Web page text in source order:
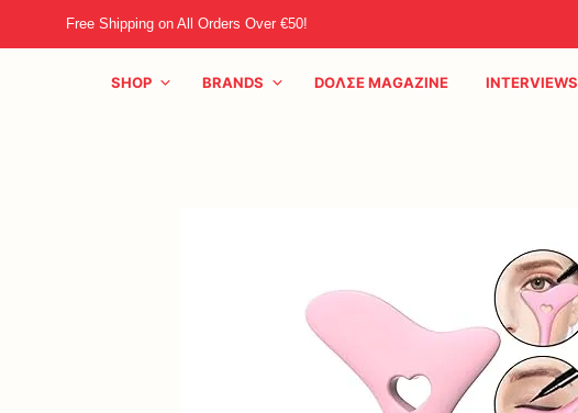
Free Shipping on All Orders Over €50!
SHOP BRANDS DOΛΣE MAGAZINE INTERVIEWS